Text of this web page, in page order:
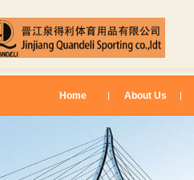
Home About Us